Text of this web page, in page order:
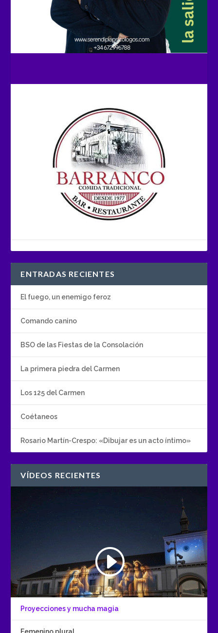
ENTRADAS RECIENTES
El fuego, un enemigo feroz
Comando canino
BSO de las Fiestas de la Consolación
La primera piedra del Carmen
Los 125 del Carmen
Coétaneos
Rosario Martín-Crespo: «Dibujar es un acto íntimo»
VÍDEOS RECIENTES
Proyecciones y mucha magia